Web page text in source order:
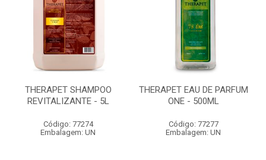
THERAPET SHAMPOO
REVITALIZANTE - 5L
Código: 77274
Embalagem: UN
THERAPET EAU DE PARFUM
ONE - 500ML
Código: 77277
Embalagem: UN